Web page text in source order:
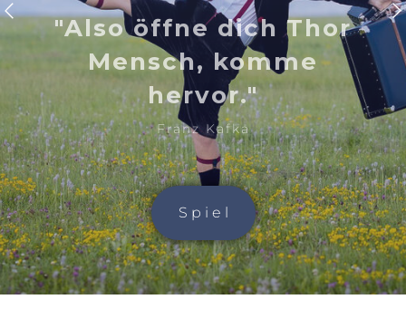
"Also öffne dich Thor
Mensch, komme
hervor."
Franz Kafka
S p i e l